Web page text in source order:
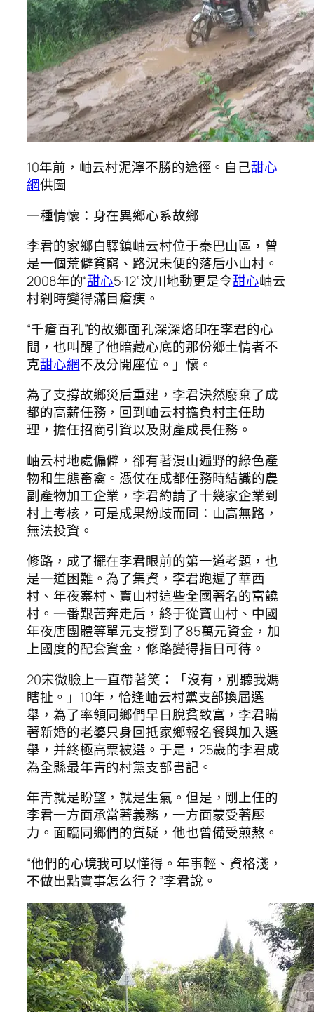
10年前，岫云村泥濘不勝的途徑。自己甜心
網供圖
一種情懷：身在異鄉心系故鄉
李君的家鄉白驛鎮岫云村位于秦巴山區，曾
是一個荒僻貧窮、路況未便的落后小山村。
2008年的“甜心5·12”汶川地動更是令甜心岫云
村剎時變得滿目瘡痍。
“千瘡百孔”的故鄉面孔深深烙印在李君的心
間，也叫醒了他暗藏心底的那份鄉土情者不
克甜心網不及分開座位。」懷。
為了支撐故鄉災后重建，李君決然廢棄了成
都的高薪任務，回到岫云村擔負村主任助
理，擔任招商引資以及財產成長任務。
岫云村地處偏僻，卻有著漫山遍野的綠色產
物和生態畜禽。憑仗在成都任務時結識的農
副產物加工企業，李君約請了十幾家企業到
村上考核，可是成果紛歧而同：山高無路，
無法投資。
修路，成了擺在李君眼前的第一道考題，也
是一道困難。為了集資，李君跑遍了華西
村、年夜寨村、寶山村這些全國著名的富饒
村。一番艱苦奔走后，終于從寶山村、中國
年夜唐團體等單元支撐到了85萬元資金，加
上國度的配套資金，修路變得指日可待。
20宋微臉上一直帶著笑：「沒有，別聽我媽
瞎扯。」10年，恰逢岫云村黨支部換屆選
舉，為了率領同鄉們早日脫貧致富，李君瞞
著新婚的老婆只身回抵家鄉報名餐與加入選
舉，并終極高票被選。于是，25歲的李君成
為全縣最年青的村黨支部書記。
年青就是盼望，就是生氣。但是，剛上任的
李君一方面承當著義務，一方面蒙受著壓
力。面臨同鄉們的質疑，他也曾備受煎熬。
“他們的心境我可以懂得。年事輕、資格淺，
不做出點實事怎么行？”李君說。